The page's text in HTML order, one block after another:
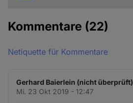
Kommentare (22)
Netiquette für Kommentare
Gerhard Baierlein (nicht überprüft)
Mi. 23 Okt 2019 - 12:47